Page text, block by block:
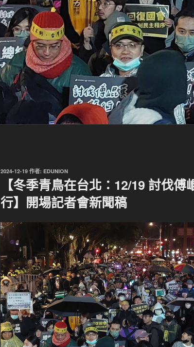
發
2024-12-19 作者: EDUNION
【冬季青鳥在台北：12/19 討伐傅
行】開場記者會新聞稿